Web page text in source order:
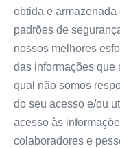
obtida e
padrões de
nossos melhores
das informações que
qual não somos
do seu acesso e/ou
acesso às
colaboradores e